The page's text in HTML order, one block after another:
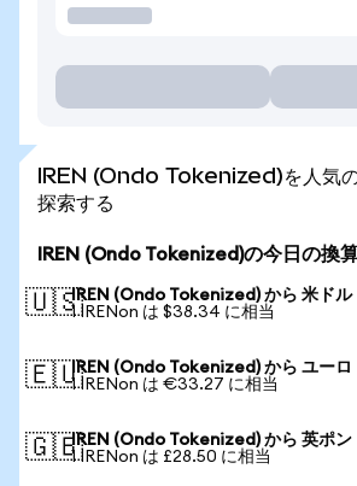
IREN (Ondo Tokenized)を人気の
探索する
IREN (Ondo Tokenized)の今日の換
🇺🇸IREN (Ondo Tokenized) から 米ドル
1 IRENon は $38.34 に相当
🇪🇺IREN (Ondo Tokenized) から ユーロ
1 IRENon は €33.27 に相当
🇬🇧IREN (Ondo Tokenized) から 英ポン
1 IRENon は £28.50 に相当